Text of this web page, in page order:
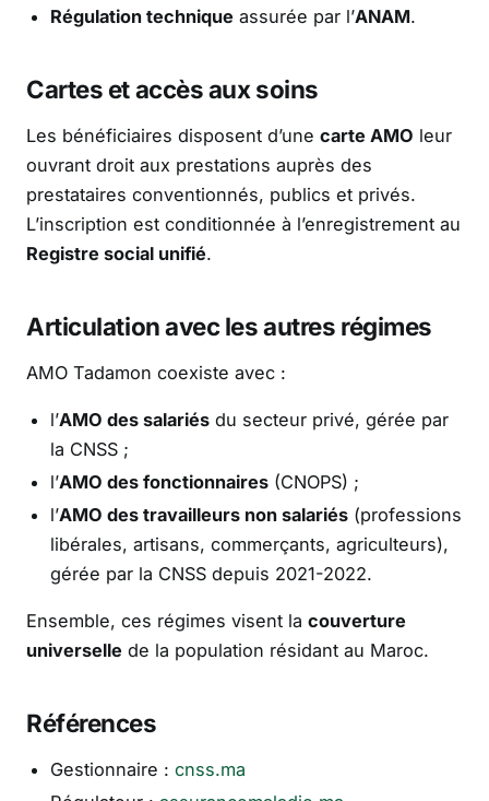
Régulation technique assurée par l’ANAM.
Cartes et accès aux soins
Les bénéficiaires disposent d’une carte AMO leur
ouvrant droit aux prestations auprès des
prestataires conventionnés, publics et privés.
L’inscription est conditionnée à l’enregistrement au
Registre social unifié.
Articulation avec les autres régimes
AMO Tadamon coexiste avec :
l’AMO des salariésdu secteur privé, gérée par
la CNSS ;
l’AMO des fonctionnaires(CNOPS) ;
l’AMO des travailleurs non salariés(professions
libérales, artisans, commerçants, agriculteurs),
gérée par la CNSS depuis 2021-2022.
Ensemble, ces régimes visent la couverture
universelle de la population résidant au Maroc.
Références
Gestionnaire : cnss.ma